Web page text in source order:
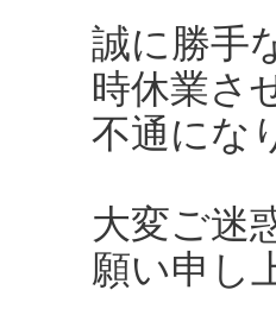
誠に勝手
時休業さ
不通にな
大変ご迷
願い申し